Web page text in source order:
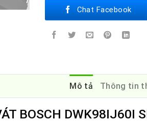
Chat Facebook
Mô tả Thông tin
BOSCH DWK98IJ60I